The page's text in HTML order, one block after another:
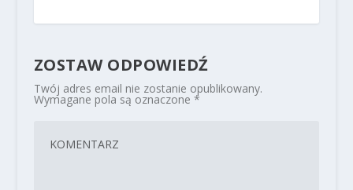
ZOSTAW ODPOWIEDŹ
Twój adres email nie zostanie opublikowany.
Wymagane pola są oznaczone *